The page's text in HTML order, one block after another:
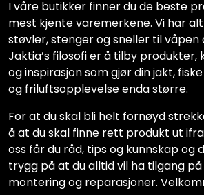
I våre butikker finner du de beste
mest kjente varemerkene. Vi har
støvler, stenger og sneller til våpen
Jaktia’s filosofi er å tilby produkter,
og inspirasjon som gjør din jakt, fiske
og friluftsopplevelse enda større.
For at du skal bli helt fornøyd
å at du skal finne rett produkt ut
oss får du råd, tips og kunnskap og
trygg på at du alltid vil ha tilgang
montering og reparasjoner.